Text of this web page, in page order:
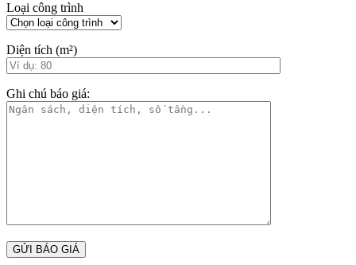
Loại công trình
Diện tích (m²)
Ghi chú báo giá: